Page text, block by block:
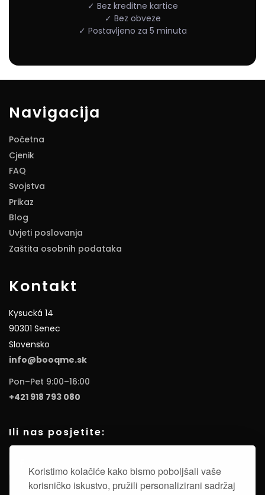
Koristimo kolačiće kako bismo poboljšali vaše
korisničko iskustvo, pružili personalizirani sadržaj
✓ Bez kreditne kartice
✓ Bez obveze
✓ Postavljeno za 5 minuta
Navigacija
Početna
Cjenik
FAQ
Svojstva
Prikaz
Blog
Uvjeti poslovanja
Zaštita osobnih podataka
Kontakt
Kysucká 14
90301 Senec
Slovensko
info@booqme.sk
Pon–Pet 9:00–16:00
+421 918 793 080
Ili nas posjetite: